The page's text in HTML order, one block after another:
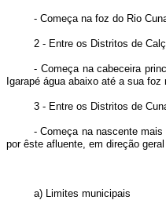
- Começa na foz do Rio
2 - Entre os Distritos de
- Começa na cabeceira
Igarapé água abaixo até a sua
3 - Entre os Distritos de
- Começa na nascente
por êste afluente, em direção
a) Limites municipais